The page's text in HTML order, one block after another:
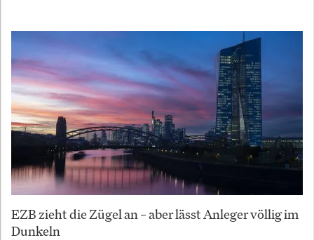
EZB zieht die Zügel an – aber lässt Anleger völlig im
Dunkeln